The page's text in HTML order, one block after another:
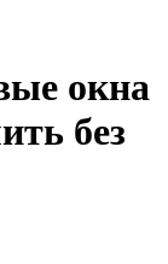
окна
без